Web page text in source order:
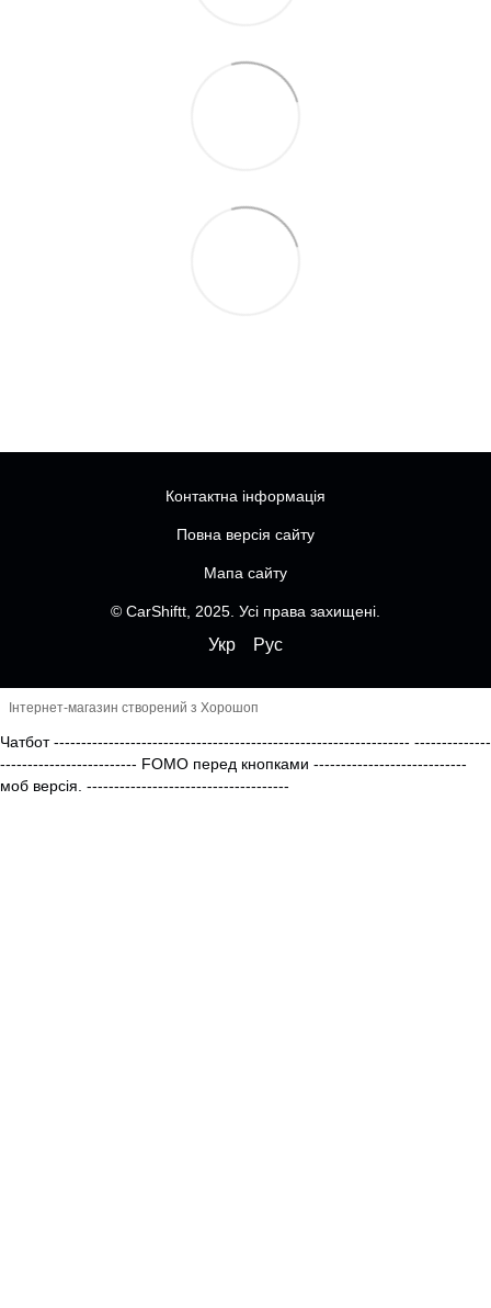
Контактна інформація
Повна версія сайту
Мапа сайту
© CarShiftt, 2025. Усі права захищені.
Укр Рус
Інтернет-магазин створений з Хорошоп
Чатбот----------------------------------------------------------------- --------------
------------------------- FOMO перед кнопками ----------------------------
моб версія. -------------------------------------